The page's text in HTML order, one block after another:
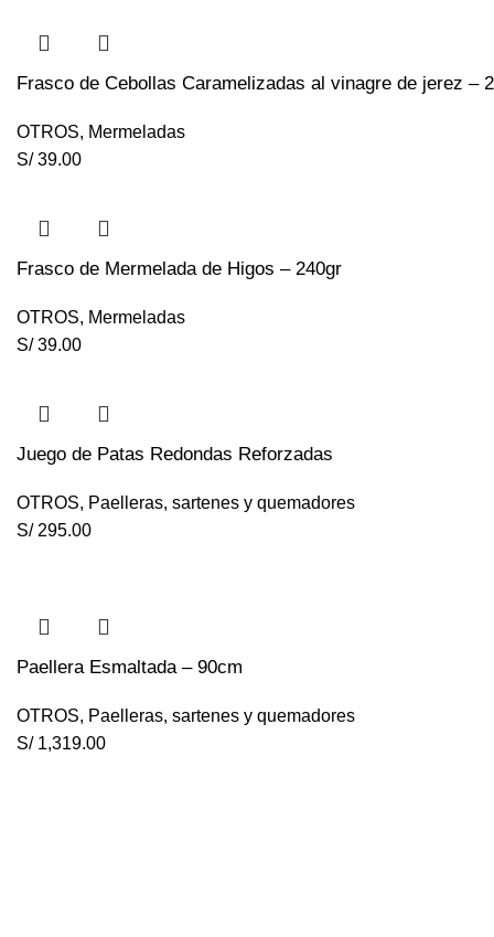
Frasco de Cebollas Caramelizadas al vinagre de jerez –
OTROS, Mermeladas
S/39.00
Frasco de Mermelada de Higos – 240gr
OTROS, Mermeladas
S/39.00
Juego de Patas Redondas Reforzadas
OTROS, Paelleras, sartenes y quemadores
S/295.00
Paellera Esmaltada – 90cm
OTROS, Paelleras, sartenes y quemadores
S/1,319.00